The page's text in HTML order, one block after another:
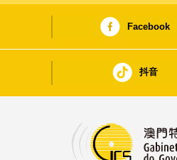
Facebook
抖音